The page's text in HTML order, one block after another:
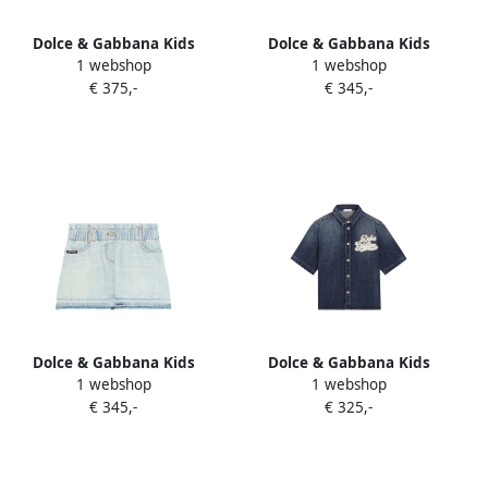
Dolce & Gabbana Kids
Sweater met bloe print
patch en capuchon Wit
1 webshop
€ 375,-
Dolce & Gabbana Kids
Rugzak met DG-patch Roze
1 webshop
€ 345,-
Dolce & Gabbana Kids
Spijkerrok Blauw
1 webshop
€ 345,-
Dolce & Gabbana Kids
Spijkershirt met patch
Blauw
1 webshop
€ 325,-